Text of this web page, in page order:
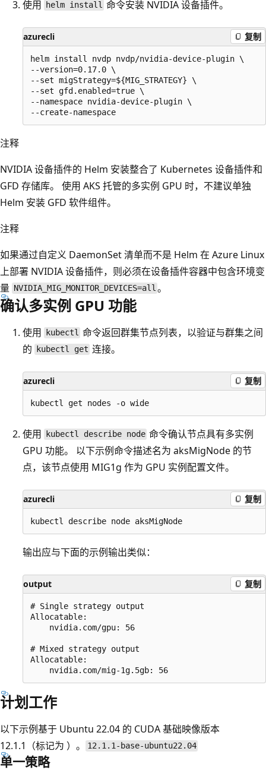
使用 helm install 命令安装 NVIDIA 设备插件。
azurecli 复制
helm install nvdp nvdp/nvidia-device-plugin \
--version=0.17.0 \
--set migStrategy=${MIG_STRATEGY} \
--set gfd.enabled=true \
--namespace nvidia-device-plugin \
注释
NVIDIA 设备插件的 Helm 安装整合了 Kubernetes 设备插件和
GFD 存储库。 使用 AKS 托管的多实例 GPU 时，不建议单独
Helm 安装 GFD 软件组件。
注释
如果通过自定义 DaemonSet 清单而不是 Helm 在 Azure Linux
上部署 NVIDIA 设备插件，则必须在设备插件容器中包含环境变
量 NVIDIA_MIG_MONITOR_DEVICES=all 。
确认多实例 GPU 功能
使用 kubectl 命令返回群集节点列表，以验证与群集之间
的
kubectl get 连接。
azurecli 复制
使用 kubectl describe node 命令确认节点具有多实例
GPU 功能。 以下示例命令描述名为 aksMigNode 的节
点，该节点使用 MIG1g 作为 GPU 实例配置文件。
azurecli 复制
输出应与下面的示例输出类似：
output 复制
# Single strategy output
Allocatable:
    nvidia.com/gpu: 56
# Mixed strategy output
Allocatable:
计划工作
以下示例基于 Ubuntu 22.04 的 CUDA 基础映像版本
12.1.1（标记为 ）。 12.1.1-base-ubuntu22.04
单一策略